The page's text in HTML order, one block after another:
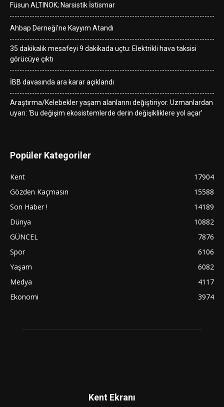
Füsun ALTINOK; Narsistik İstismar
Ahbap Derneği’ne Kayyım Atandı
35 dakikalık mesafeyi 9 dakikada uçtu: Elektrikli hava taksisi
görücüye çıktı
İBB davasında ara karar açıklandı
Araştırma/Kelebekler yaşam alanlarını değiştiriyor. Uzmanlardan
uyarı: ‘Bu değişim ekosistemlerde derin değişikliklere yol açar’
Popüler Kategoriler
Kent
17904
Gözden Kaçmasın
15588
Son Haber !
14189
Dünya
10882
GÜNCEL
7876
Spor
6106
Yaşam
6082
Medya
4117
Ekonomi
3974
Kent Ekranı